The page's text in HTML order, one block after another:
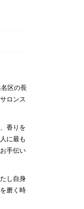
区の長
ロンス
香りを
に最も
手伝い
し自身
磨く時